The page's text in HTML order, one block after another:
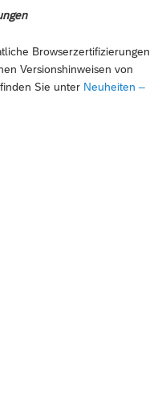
Browserzertifizierungen
Versionshinweisen von
Sie unter Neuheiten –